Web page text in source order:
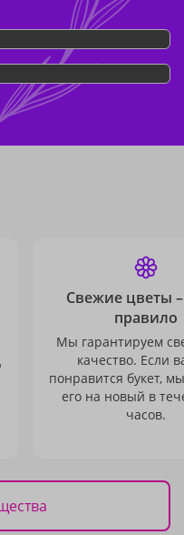
Свежие цветы
правило
Мы гарантируем
качество. Если
понравится букет,
его на новый в
часов.